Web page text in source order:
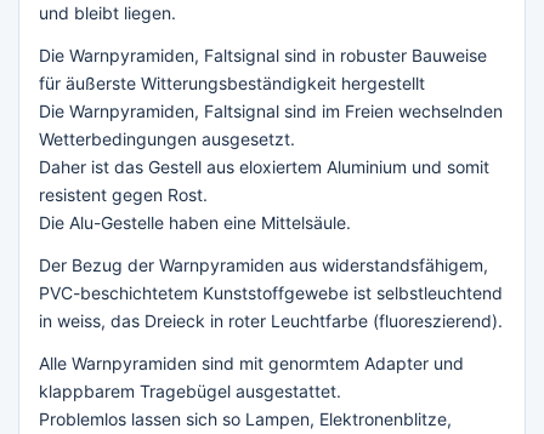
und bleibt liegen.
Die Warnpyramiden, Faltsignal sind in robuster Bauweise
für äußerste Witterungsbeständigkeit hergestellt
Die Warnpyramiden, Faltsignal sind im Freien wechselnden
Wetterbedingungen ausgesetzt.
Daher ist das Gestell aus eloxiertem Aluminium und somit
resistent gegen Rost.
Die Alu-Gestelle haben eine Mittelsäule.
Der Bezug der Warnpyramiden aus widerstandsfähigem,
PVC-beschichtetem Kunststoffgewebe ist selbstleuchtend
in weiss, das Dreieck in roter Leuchtfarbe (fluoreszierend).
Alle Warnpyramiden sind mit genormtem Adapter und
klappbarem Tragebügel ausgestattet.
Problemlos lassen sich so Lampen, Elektronenblitze,